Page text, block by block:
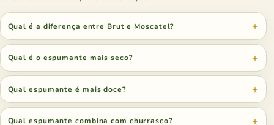
Qual é a diferença entre Brut e Moscatel?
Qual é o espumante mais seco?
Qual espumante é mais doce?
Qual espumante combina com churrasco?